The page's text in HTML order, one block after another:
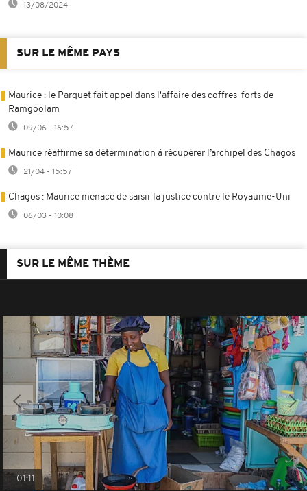
13/08/2024
SUR LE MÊME PAYS
Maurice : le Parquet fait appel dans l'affaire des coffres-forts de
Ramgoolam
09/06 - 16:57
Maurice réaffirme sa détermination à récupérer l’archipel des Chagos
21/04 - 15:57
Chagos : Maurice menace de saisir la justice contre le Royaume-Uni
06/03 - 10:08
SUR LE MÊME THÈME
01:11